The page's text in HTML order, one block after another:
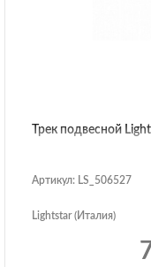
Трек подвесной
Артикул: LS_506527
Lightstar (Италия)